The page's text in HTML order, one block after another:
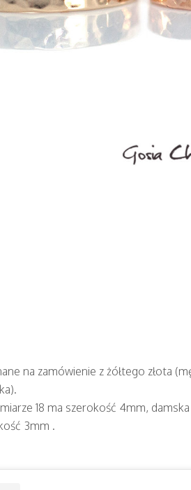
na zamówienie z żółtego złota
18 ma szerokość 4mm,
3mm .